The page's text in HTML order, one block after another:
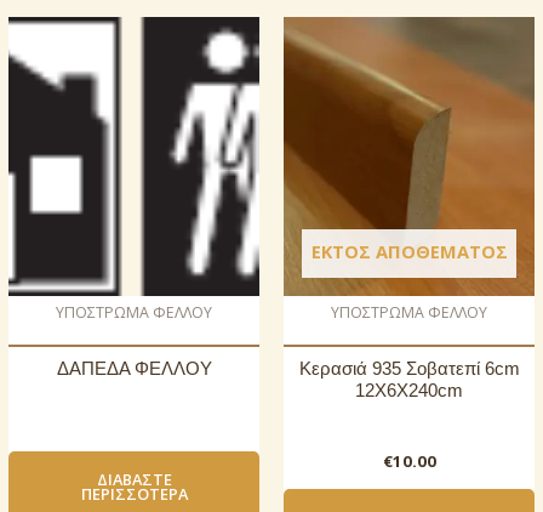
ΥΠΟΣΤΡΩΜΑ ΦΕΛΛΟΥ
ΔΑΠΕΔΑ ΦΕΛΛΟΥ
ΔΙΑΒΆΣΤΕ
ΠΕΡΙΣΣΌΤΕΡΑ
ΕΚΤΌΣ ΑΠΟΘΈΜΑΤΟΣ
ΥΠΟΣΤΡΩΜΑ ΦΕΛΛΟΥ
Κερασιά 935 Σοβατεπί 6cm
12X6X240cm
€10.00